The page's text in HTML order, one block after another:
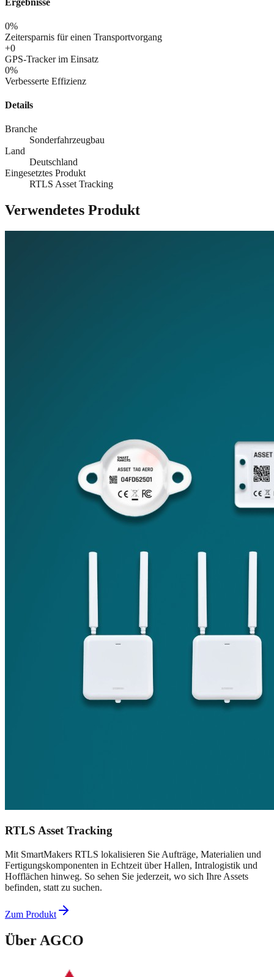
0%
Zeitersparnis für einen Transportvorgang
+0
GPS-Tracker im Einsatz
0%
Verbesserte Effizienz
Details
Branche
Sonderfahrzeugbau
Land
Deutschland
Eingesetztes Produkt
RTLS Asset Tracking
Verwendetes Produkt
RTLS Asset Tracking
Mit SmartMakers RTLS lokalisieren Sie Aufträge, Materialien und
Fertigungskomponenten in Echtzeit über Hallen, Intralogistik und
Hofflächen hinweg. So sehen Sie jederzeit, wo sich Ihre Assets
befinden, statt zu suchen.
Zum Produkt
Über AGCO